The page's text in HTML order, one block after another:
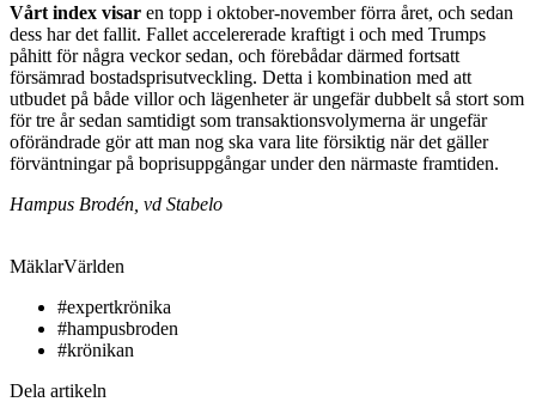
Vårt index visar en topp i oktober-november förra året, och sedan
dess har det fallit. Fallet accelererade kraftigt i och med Trumps
påhitt för några veckor sedan, och förebådar därmed fortsatt
försämrad bostadsprisutveckling. Detta i kombination med att
utbudet på både villor och lägenheter är ungefär dubbelt så stort som
för tre år sedan samtidigt som transaktionsvolymerna är ungefär
oförändrade gör att man nog ska vara lite försiktig när det gäller
förväntningar på boprisuppgångar under den närmaste framtiden.
Hampus Brodén, vd Stabelo
MäklarVärlden
#expertkrönika
#hampusbroden
#krönikan
Dela artikeln